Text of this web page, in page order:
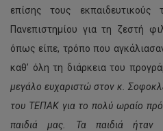
επίσης τους
Πανεπιστημίου για τη ζεστή
όπως είπε, τρόπο που
καθ’ όλη τη διάρκεια του
μεγάλο ευχαριστώ στον κ.
του ΤΕΠΑΚ για το πολύ ωραίο
παιδιά μας. Τα παιδιά ήταν